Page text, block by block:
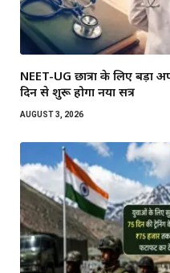
NEET-UG छात्रों के लिए बड़ा
दिन से शुरू होगा नया सत्र
AUGUST 3, 2026